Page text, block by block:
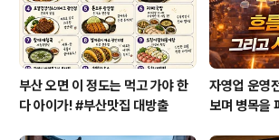
목적 중 하나가 ..
부산 오면 이 정도는 먹고 가야 한
다 아이가! #부산맛집 대방출
자영업 운영
보며 병목을